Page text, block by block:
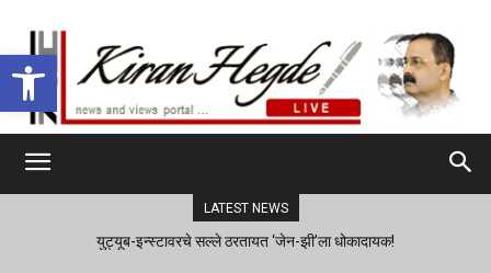
Open toolbar
LATEST NEWS
युट्यूब-इन्स्टावरचे सल्ले ठरतायत ‘जेन-झी’ला धोकादायक!